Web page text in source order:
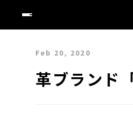
Feb 20, 2020
革ブランド